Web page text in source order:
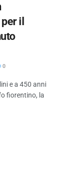
il
0
e a 450 anni
fiorentino, la